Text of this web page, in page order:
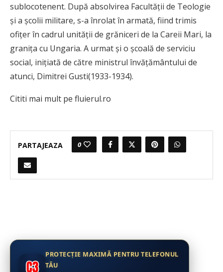
sublocotenent. După absolvirea Facultății de Teologie
și a școlii militare, s-a înrolat în armată, fiind trimis
ofițer în cadrul unității de grăniceri de la Careii Mari, la
granița cu Ungaria. A urmat și o școală de serviciu
social, inițiată de către ministrul învățământului de
atunci, Dimitrei Gusti(1933-1934).
Cititi mai mult pe fluierul.ro
PARTAJEAZA 0
PROTECȚIE MAXIMĂ PENTRU TELEFONUL
TĂU